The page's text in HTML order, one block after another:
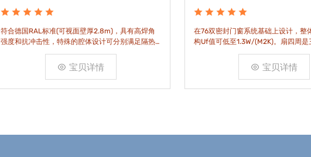
符合德国RAL标准(可视面壁厚2.8m)，具有高焊角
强度和抗冲击性，特殊的腔体设计可分别满足隔热
和刚性的要求。
宝贝详情
在76双密封门窗系统基础上设计，整
构Uf值可低至1.3W/(M2K)。扇四周是
构，采用高品质EPDM胶条，实现气
宝贝详情